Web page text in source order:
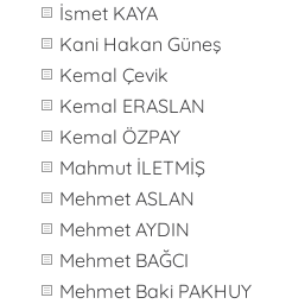
İsmet KAYA
Kani Hakan Güneş
Kemal Çevik
Kemal ERASLAN
Kemal ÖZPAY
Mahmut İLETMİŞ
Mehmet ASLAN
Mehmet AYDIN
Mehmet BAĞCI
Mehmet Baki PAKHUY